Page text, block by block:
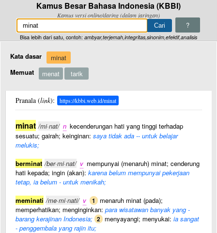
Kamus Besar Bahasa Indonesia (KBBI)
Kamus versi online/daring (dalam jaringan)
?
Bisa lebih dari satu, contoh: ambyar,terjemah,integritas,sinonim,efektif,analisis
Kata dasar
minat
Memuat
menat tarik
Pranala (link): https://kbbi.web.id/minat
minat /mi·nat/ n kecenderungan hati yang tinggi terhadap
sesuatu; gairah; keinginan: saya tidak ada -- untuk belajar
melukis;
berminat /ber·mi·nat/ v mempunyai (menaruh) minat; cenderung
hati kepada; ingin (akan): karena belum mempunyai pekerjaan
tetap, ia belum - untuk menikah;
meminati /me·mi·nati/ v 1
menaruh minat (pada);
memperhatikan; menginginkan: para wisatawan banyak yang -
barang kerajinan Indonesia; 2 menyayangi; menyukai: ia sangat
- penggembala yang rajin itu;